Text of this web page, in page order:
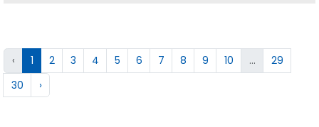
‹ 1 2 3 4 5 6 7 8 9 10 ...
29
30
›